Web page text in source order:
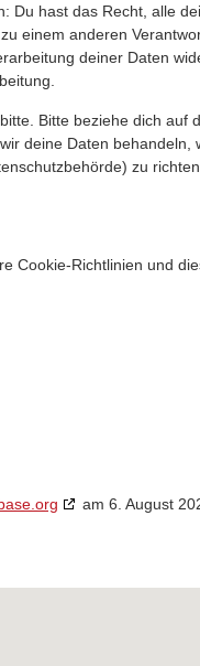
Du hast das Recht, alle
einem anderen
deiner Daten
Bitte beziehe dich auf
deine Daten
zu richten.
Cookie-Richtlinien und
am 6. August